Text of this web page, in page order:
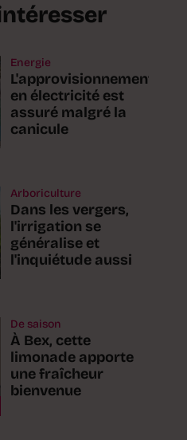
Energie
L'approvisionnement
en électricité est
assuré malgré la
canicule
Arboriculture
Dans les vergers,
l'irrigation se
généralise et
l'inquiétude aussi
De saison
À Bex, cette
limonade apporte
une fraîcheur
bienvenue